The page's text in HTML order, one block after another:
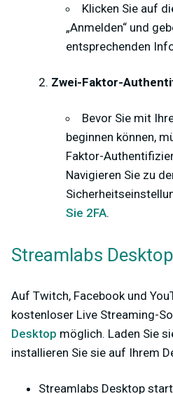
Klicken Sie auf
„Anmelden“ und
entsprechenden
Zwei-Faktor-
Bevor Sie mit
beginnen können,
Faktor-
Navigieren Sie zu
Sie 2FA.
Streamlabs
Auf Twitch, Facebook und
kostenloser Live Streaming-
Desktop möglich. Laden Sie
installieren Sie sie auf Ihrem
Streamlabs Desktop